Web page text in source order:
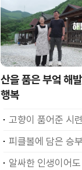
산을 품은 부엌 해
행복
피클볼에 담은 승